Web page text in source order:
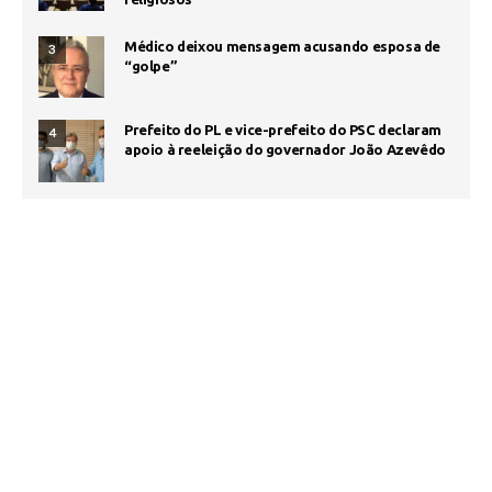
3
Médico deixou mensagem acusando esposa de
“golpe”
4
Prefeito do PL e vice-prefeito do PSC declaram
apoio à reeleição do governador João Azevêdo